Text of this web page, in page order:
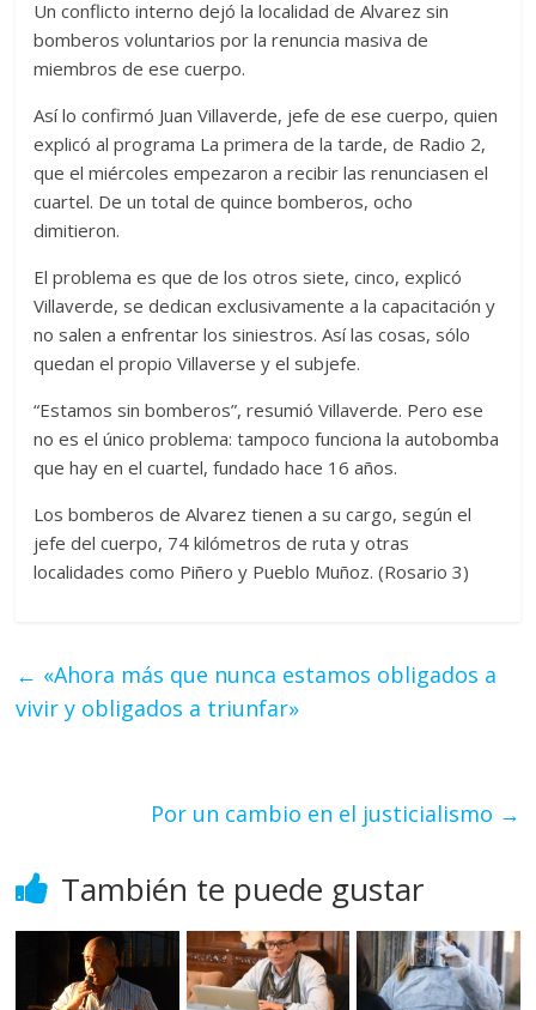
Un conflicto interno dejó la localidad de Alvarez sin
bomberos voluntarios por la renuncia masiva de
miembros de ese cuerpo.
Así lo confirmó Juan Villaverde, jefe de ese cuerpo, quien
explicó al programa La primera de la tarde, de Radio 2,
que el miércoles empezaron a recibir las renunciasen el
cuartel. De un total de quince bomberos, ocho
dimitieron.
El problema es que de los otros siete, cinco, explicó
Villaverde, se dedican exclusivamente a la capacitación y
no salen a enfrentar los siniestros. Así las cosas, sólo
quedan el propio Villaverse y el subjefe.
“Estamos sin bomberos”, resumió Villaverde. Pero ese
no es el único problema: tampoco funciona la autobomba
que hay en el cuartel, fundado hace 16 años.
Los bomberos de Alvarez tienen a su cargo, según el
jefe del cuerpo, 74 kilómetros de ruta y otras
localidades como Piñero y Pueblo Muñoz. (Rosario 3)
← «Ahora más que nunca estamos obligados a
vivir y obligados a triunfar»
Por un cambio en el justicialismo →
También te puede gustar